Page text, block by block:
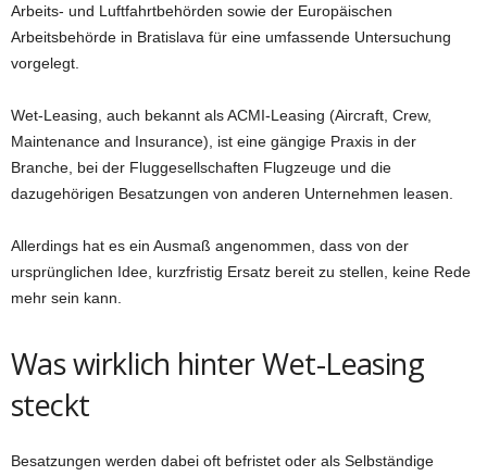
Arbeits- und Luftfahrtbehörden sowie der Europäischen
Arbeitsbehörde in Bratislava für eine umfassende Untersuchung
vorgelegt.
Wet-Leasing, auch bekannt als ACMI-Leasing (Aircraft, Crew,
Maintenance and Insurance), ist eine gängige Praxis in der
Branche, bei der Fluggesellschaften Flugzeuge und die
dazugehörigen Besatzungen von anderen Unternehmen leasen.
Allerdings hat es ein Ausmaß angenommen, dass von der
ursprünglichen Idee, kurzfristig Ersatz bereit zu stellen, keine Rede
mehr sein kann.
Was wirklich hinter Wet-Leasing
steckt
Besatzungen werden dabei oft befristet oder als Selbständige